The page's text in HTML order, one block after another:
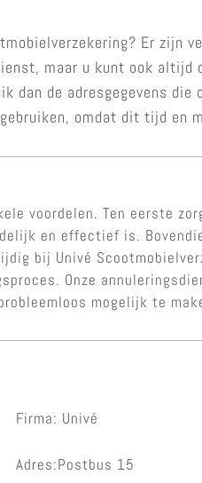
Er zijn
maar u kunt ook
dan de adresgegevens die
omdat dit tijd en
voordelen. Ten eerste
en effectief is.
bij Univé
Onze
mogelijk te
Firma: Univé
Adres:Postbus 15